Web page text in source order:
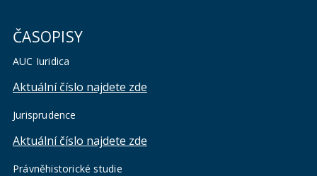
ČASOPISY
AUC Iuridica
Aktuální číslo najdete zde
Jurisprudence
Aktuální číslo najdete zde
Právněhistorické studie